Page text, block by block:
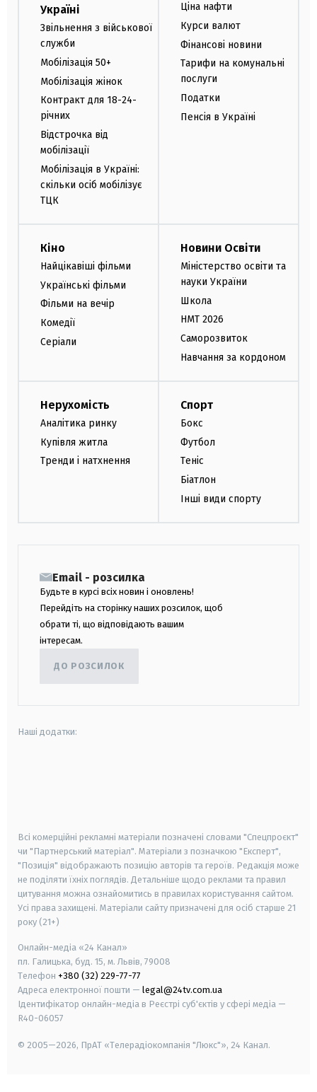
Україні
Звільнення з військової
служби
Мобілізація 50+
Мобілізація жінок
Контракт для 18-24-
річних
Відстрочка від
мобілізації
Мобілізація в Україні:
скільки осіб мобілізує
ТЦК
Ціна нафти
Курси валют
Фінансові новини
Тарифи на комунальні
послуги
Податки
Пенсія в Україні
Кіно
Найцікавіші фільми
Українські фільми
Фільми на вечір
Комедії
Серіали
Новини Освіти
Міністерство освіти та
науки України
Школа
НМТ 2026
Саморозвиток
Навчання за кордоном
Нерухомість
Аналітика ринку
Купівля житла
Тренди і натхнення
Спорт
Бокс
Футбол
Теніс
Біатлон
Інші види спорту
Email - розсилка
Будьте в курсі всіх новин і оновлень!
Перейдіть на сторінку наших розсилок, щоб
обрати ті, що відповідають вашим
інтересам.
ДО РОЗСИЛОК
Наші додатки:
Всі комерційні рекламні матеріали позначені словами "Спецпроєкт"
чи "Партнерський матеріал". Матеріали з позначкою "Експерт",
"Позиція" відображають позицію авторів та героїв. Редакція може
не поділяти їхніх поглядів. Детальніше щодо реклами та правил
цитування можна ознайомитись в правилах користування сайтом.
Усі права захищені. Матеріали сайту призначені для осіб старше 21
року (21+)
Онлайн-медіа «24 Канал»
пл. Галицька, буд. 15, м. Львів, 79008
Телефон +380 (32) 229-77-77
Адреса електронної пошти — legal@24tv.com.ua
Ідентифікатор онлайн-медіа в Реєстрі суб'єктів у сфері медіа —
R40-06057
© 2005—2026, ПрАТ «Телерадіокомпанія "Люкс"», 24 Канал.